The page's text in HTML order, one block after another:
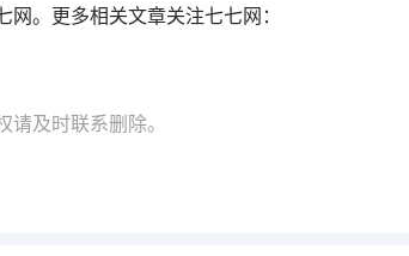
。更多相关文章关注七七网：
及时联系删除。